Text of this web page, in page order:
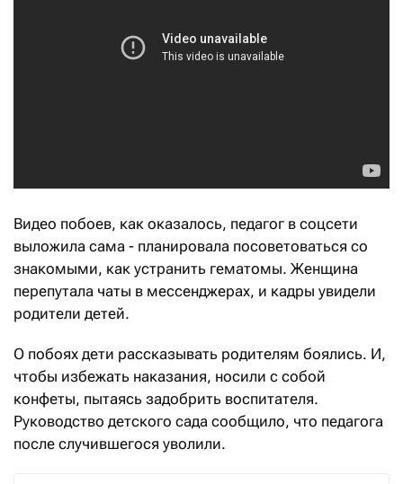
Видео побоев, как оказалось, педагог в соцсети
выложила сама - планировала посоветоваться со
знакомыми, как устранить гематомы. Женщина
перепутала чаты в мессенджерах, и кадры увидели
родители детей.
О побоях дети рассказывать родителям боялись. И,
чтобы избежать наказания, носили с собой
конфеты, пытаясь задобрить воспитателя.
Руководство детского сада сообщило, что педагога
после случившегося уволили.